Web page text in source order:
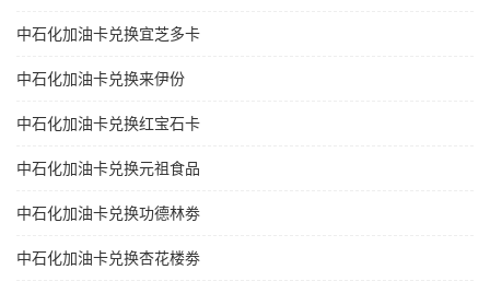
中石化加油卡兑换宜芝多卡
中石化加油卡兑换来伊份
中石化加油卡兑换红宝石卡
中石化加油卡兑换元祖食品
中石化加油卡兑换功德林劵
中石化加油卡兑换杏花楼劵